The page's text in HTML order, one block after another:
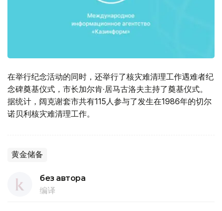
在举行纪念活动的同时，还举行了核灾难清理工作遇难者纪
念碑奠基仪式，市长加尔肯∙居马古洛夫主持了奠基仪式。
据统计，阔克谢套市共有115人参与了发生在1986年的切尔
诺贝利核灾难清理工作。
黄金储备
без автора
编译